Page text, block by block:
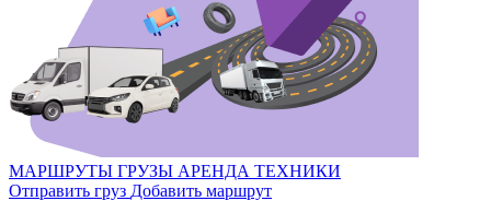
МАРШРУТЫ ГРУЗЫ АРЕНДА ТЕХНИКИ
Отправить груз Добавить маршрут